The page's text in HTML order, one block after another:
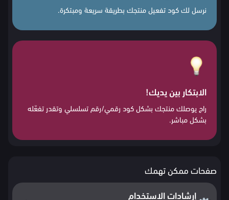
نرسل لك كود تفعيل منتجك بطريقة سريعة ومبتكرة.
الابتكار بين يديك!
راح يوصلك منتجك بشكل كود رقمي/رقم تسلسلي وتقدر تفعّله
بشكل مباشر.
صفحات ممكن تهمك
إرشادات الاستخدام